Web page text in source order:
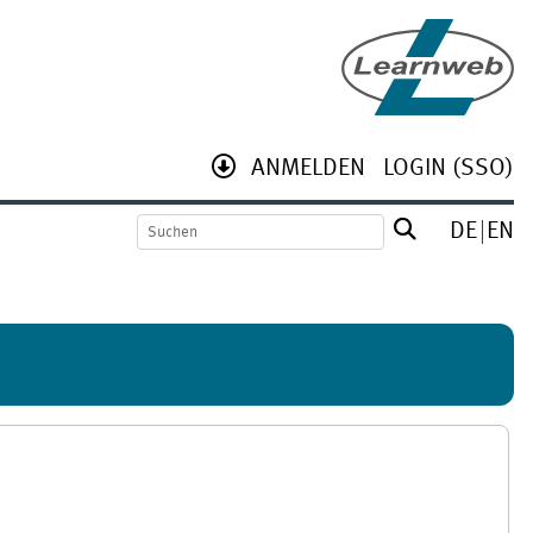
ANMELDEN LOGIN (SSO)
DE EN